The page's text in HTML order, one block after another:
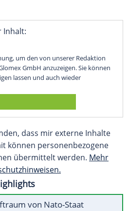
Inhalt:
um den von unserer Redaktion
GmbH anzuzeigen. Sie können
lassen und auch wieder
dass mir externe Inhalte
können personenbezogene
übermittelt werden. Mehr
von Nato-Staat